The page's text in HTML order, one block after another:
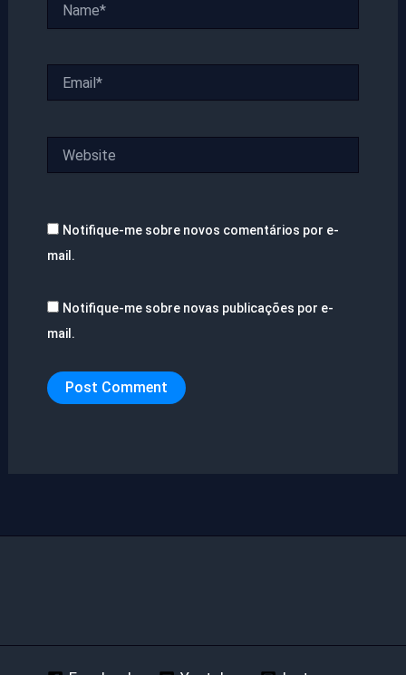
Notifique-me sobre novos comentários por e-
mail.
Notifique-me sobre novas publicações por e-
mail.